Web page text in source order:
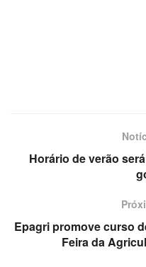
Horário de verão
Epagri promove curso
Feira da